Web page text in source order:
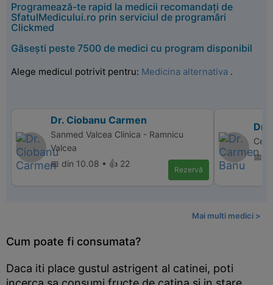
Programează-te rapid la medicii recomandați de
SfatulMedicului.ro prin serviciul de programări
Clickmed
Găsești peste 7500 de medici cu program disponibil
Alege medicul potrivit pentru: Medicina alternativa .
Dr. Ciobanu Carmen
Sanmed Valcea Clinica - Ramnicu
Valcea
📅 din 10.08 • 👍 22
Rezervă
Dr.
📅
Mai multi medici >
Cum poate fi consumata?
Daca iti place gustul astrigent al catinei, poti